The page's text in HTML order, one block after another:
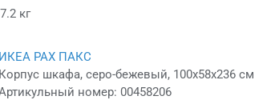
кг
ИКЕА PAX ПАКС
Корпус шкафа, серо-бежевый, 100x58x236 см
номер: 00458206